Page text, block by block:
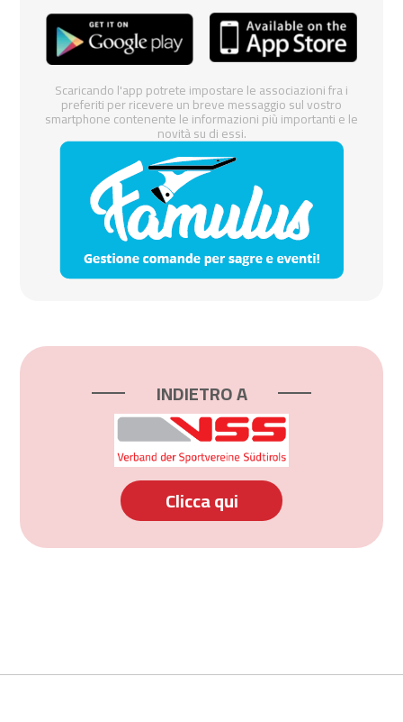
Scaricando l'app potrete impostare le associazioni fra i
preferiti per ricevere un breve messaggio sul vostro
smartphone contenente le informazioni più importanti e le
novità su di essi.
INDIETRO A
Clicca qui